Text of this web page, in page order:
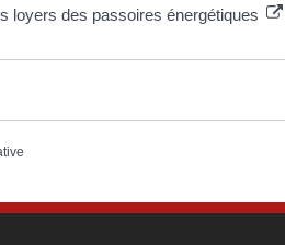
loyers des passoires énergétiques